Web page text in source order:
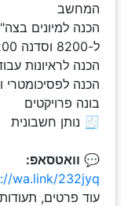
המחשב
הכנה למיונים
ל-8200 וסדנה 8200
הכנה לראיונות
הכנה לפסיכומטרי
בונה פרויקטים
🧾 נותן חשבונית
💬 וואטסאפ:
wa.link/232jyq
עוד פרטים,